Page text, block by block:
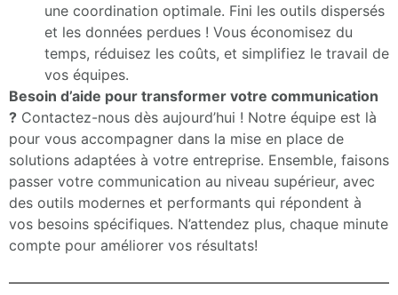
une coordination optimale. Fini les outils dispersés
et les données perdues ! Vous économisez du
temps, réduisez les coûts, et simplifiez le travail de
vos équipes.
Besoin d’aide pour transformer votre communication
? Contactez-nous dès aujourd’hui ! Notre équipe est là
pour vous accompagner dans la mise en place de
solutions adaptées à votre entreprise. Ensemble, faisons
passer votre communication au niveau supérieur, avec
des outils modernes et performants qui répondent à
vos besoins spécifiques. N’attendez plus, chaque minute
compte pour améliorer vos résultats!